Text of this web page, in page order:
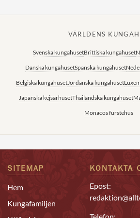
VÄRLDENS
Svenska kungahusetBrittiska kungahuset
Danska kungahusetSpanska kungahuset
Belgiska kungahusetJordanska kungahuset
Japanska kejsarhusetThailändska kungahuset
Monacos furstehus
SITEMAP
Hem
Kungafamiljen
KONTAKTA
Epost: